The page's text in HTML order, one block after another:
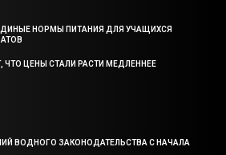
НОРМЫ ПИТАНИЯ ДЛЯ УЧАЩИХСЯ
ЧТО ЦЕНЫ СТАЛИ РАСТИ МЕДЛЕННЕЕ
ВОДНОГО ЗАКОНОДАТЕЛЬСТВА С НАЧАЛА